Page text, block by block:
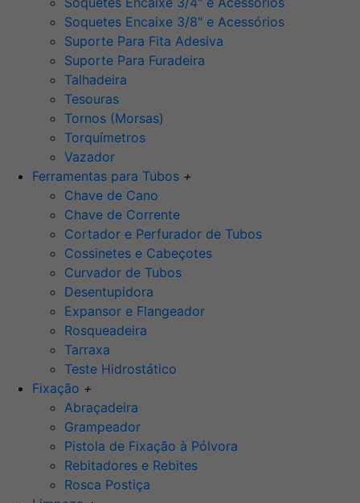
Soquetes Encaixe 3/8" e Acessórios
Suporte Para Fita Adesiva
Suporte Para Furadeira
Talhadeira
Tesouras
Tornos (Morsas)
Torquímetros
Vazador
Ferramentas para Tubos +
Chave de Cano
Chave de Corrente
Cortador e Perfurador de Tubos
Cossinetes e Cabeçotes
Curvador de Tubos
Desentupidora
Expansor e Flangeador
Rosqueadeira
Tarraxa
Teste Hidrostático
Fixação +
Abraçadeira
Grampeador
Pistola de Fixação à Pólvora
Rebitadores e Rebites
Rosca Postiça